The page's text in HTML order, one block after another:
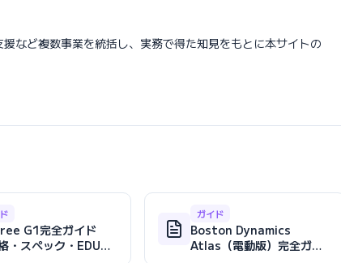
など複数事業を統括し、実務で得た知見をもとに本サイトの
G1完全ガイド
・スペック・EDU版
ガイド
Boston Dynamics
Atlas（電動版）完全ガイ